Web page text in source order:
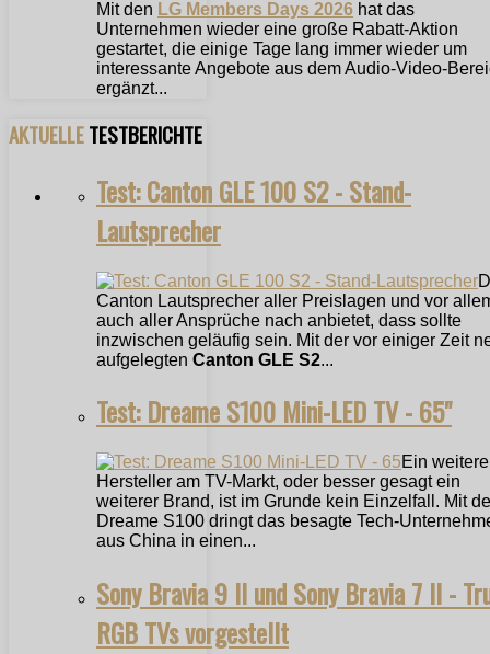
Mit den LG Members Days 2026 hat das
Unternehmen wieder eine große Rabatt-Aktion
gestartet, die einige Tage lang immer wieder um
interessante Angebote aus dem Audio-Video-
ergänzt...
AKTUELLETESTBERICHTE
Test: Canton GLE 100 S2 - Stand-
Lautsprecher
Canton Lautsprecher aller Preislagen und vor
auch aller Ansprüche nach anbietet, dass sollte
inzwischen geläufig sein. Mit der vor einiger Zeit
aufgelegten Canton GLE S2...
Test: Dreame S100 Mini-LED TV - 65"
Ein
Hersteller am TV-Markt, oder besser gesagt ein
weiterer Brand, ist im Grunde kein Einzelfall. Mit
Dreame S100 dringt das besagte Tech-
aus China in einen...
Sony Bravia 9 II und Sony Bravia 7 II -
RGB TVs vorgestellt